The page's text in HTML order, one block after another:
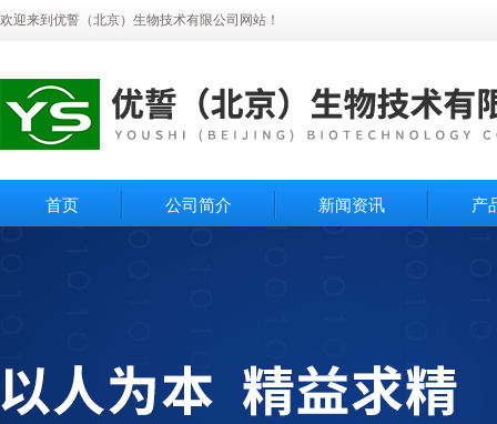
欢迎来到优誓（北京）生物技术有限公司网站！
首页 公司简介 新闻资讯 产